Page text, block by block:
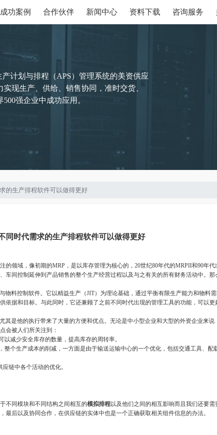
成功案例 合作伙伴 新闻中心 资料下载 咨询服务
计划与排程（APS）管理系统的美资供应
现生产、供给、销售协同，准时交货、
强企业中成功应用。
的生产排程软件可以做得更好
同时代需求的生产排程软件可以做得更好
域，像初期的MRP，是以库存管理为核心的，20世纪80年代的MRPII和90年代
、车间控制延伸到产品销售的整个生产经营过程以及与之有关的所有财务活动中。那
控制软件。它以精益生产（JIT）为理论基础，通过平衡有限生产能力和物料
依据和目标。与此同时，它还兼顾了之前不同时代出现的管理工具的功能，可以更
其是他的执行带来了大量的方便和优点。无论是中小型企业和大型的外资企业来说
会被人们所关注到：
减少安全库存的数量，提高库存的周转率。
生产成本的削减，一方面是由于输送运输中心的一个优化，包括交通工具、配
链中各个活动的优化。
同模块和不同结构之间相互的模拟排程以及他们之间的相互影响而且我们还要需
后以及协同合作，在供应链的实体中也是一个正确获取相关组件信息的办法。